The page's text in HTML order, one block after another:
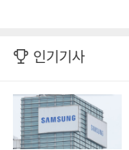
인기기사